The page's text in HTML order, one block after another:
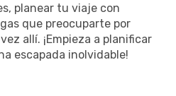
planear tu viaje con
que preocuparte por
allí. ¡Empieza a planificar
escapada inolvidable!